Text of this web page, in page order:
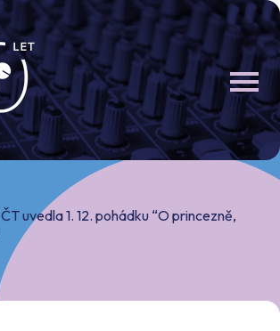
ČT uvedla 1. 12. pohádku “O princezně,